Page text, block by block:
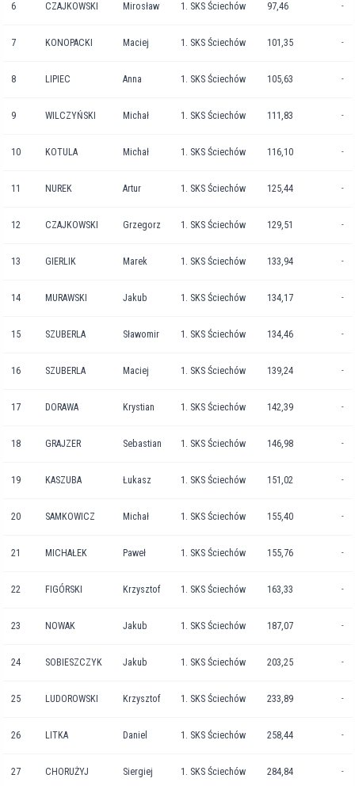
6 CZAJKOWSKI Mirosław 1. SKS Ściechów 97,46 -
7 KONOPACKI Maciej 1. SKS Ściechów 101,35 -
8 LIPIEC Anna 1. SKS Ściechów 105,63 -
9 WILCZYŃSKI Michał 1. SKS Ściechów 111,83 -
10 KOTULA Michał 1. SKS Ściechów 116,10 -
11 NUREK Artur 1. SKS Ściechów 125,44 -
12 CZAJKOWSKI Grzegorz 1. SKS Ściechów 129,51 -
13 GIERLIK Marek 1. SKS Ściechów 133,94 -
14 MURAWSKI Jakub 1. SKS Ściechów 134,17 -
15 SZUBERLA Sławomir 1. SKS Ściechów 134,46 -
16 SZUBERLA Maciej 1. SKS Ściechów 139,24 -
17 DORAWA Krystian 1. SKS Ściechów 142,39 -
18 GRAJZER Sebastian 1. SKS Ściechów 146,98 -
19 KASZUBA Łukasz 1. SKS Ściechów 151,02 -
20 SAMKOWICZ Michał 1. SKS Ściechów 155,40 -
21 MICHAŁEK Paweł 1. SKS Ściechów 155,76 -
22 FIGÓRSKI Krzysztof 1. SKS Ściechów 163,33 -
23 NOWAK Jakub 1. SKS Ściechów 187,07 -
24 SOBIESZCZYK Jakub 1. SKS Ściechów 203,25 -
25 LUDOROWSKI Krzysztof 1. SKS Ściechów 233,89 -
26 LITKA Daniel 1. SKS Ściechów 258,44 -
27 CHORUŻYJ Siergiej 1. SKS Ściechów 284,84 -